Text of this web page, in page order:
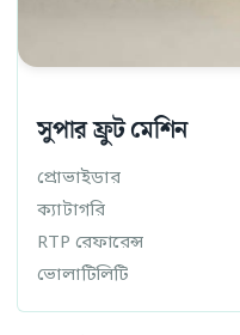
সুপার ফ্রুট মেশিন
প্রোভাইডার
ক্যাটাগরি
RTP রেফারেন্স
ভোলাটিলিটি